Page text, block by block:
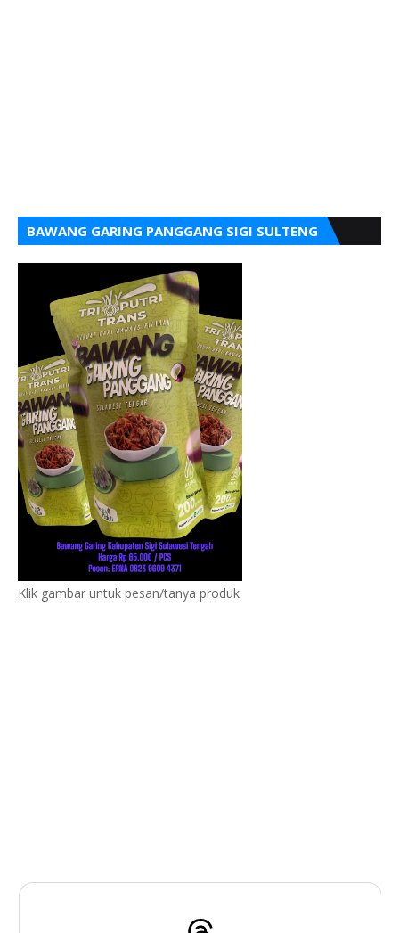
BAWANG GARING PANGGANG SIGI SULTENG
Klik gambar untuk pesan/tanya produk